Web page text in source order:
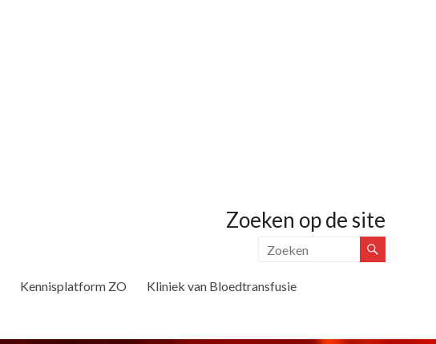
Zoeken op de site
Kennisplatform ZO
Kliniek van Bloedtransfusie